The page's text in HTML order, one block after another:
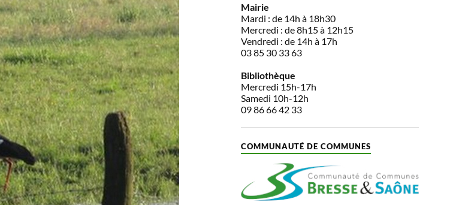
Mairie
Mardi : de 14h à 18h30
Mercredi : de 8h15 à 12h15
Vendredi : de 14h à 17h
03 85 30 33 63
Bibliothèque
Mercredi 15h-17h
Samedi 10h-12h
09 86 66 42 33
COMMUNAUTÉ DE COMMUNES